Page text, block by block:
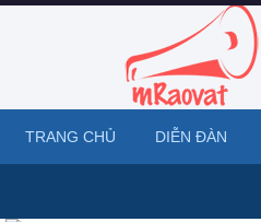
TRANG CHỦ DIỄN ĐÀN